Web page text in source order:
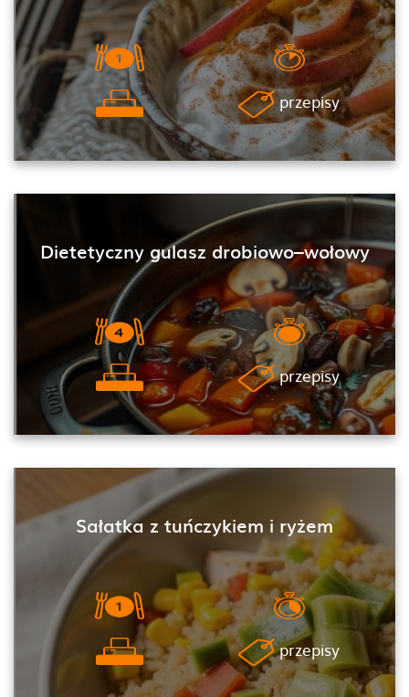
przepisy
Dietetyczny gulasz drobiowo–wołowy
przepisy
Sałatka z tuńczykiem i ryżem
przepisy